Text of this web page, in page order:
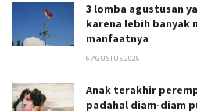
3 lomba agustusan
karena lebih banyak
manfaatnya
6 AGUSTUS 2026
Anak terakhir
padahal diam-diam